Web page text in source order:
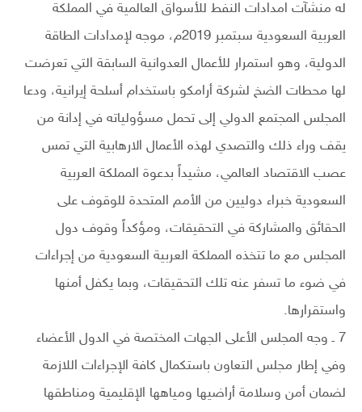
له منشآت امدادات النفط للأسواق العالمية في المملكة
العربية السعودية سبتمبر 2019م، موجه لإمدادات الطاقة
الدولية، وهو استمرار للأعمال العدوانية السابقة التي تعرضت
لها محطات الضخ لشركة أرامكو باستخدام أسلحة إيرانية، ودعا
المجلس المجتمع الدولي إلى تحمل مسؤولياته في إدانة من
يقف وراء ذلك والتصدي لهذه الأعمال الارهابية التي تمس
عصب الاقتصاد العالمي، مشيداً بدعوة المملكة العربية
السعودية خبراء دوليين من الأمم المتحدة للوقوف على
الحقائق والمشاركة في التحقيقات، ومؤكداً وقوف دول
المجلس مع ما تتخذه المملكة العربية السعودية من إجراءات
في ضوء ما تسفر عنه تلك التحقيقات، وبما يكفل أمنها
واستقرارها.
7 ـ وجه المجلس الأعلى الجهات المختصة في الدول الأعضاء
وفي إطار مجلس التعاون باستكمال كافة الإجراءات اللازمة
لضمان أمن وسلامة أراضيها ومياهها الإقليمية ومناطقها